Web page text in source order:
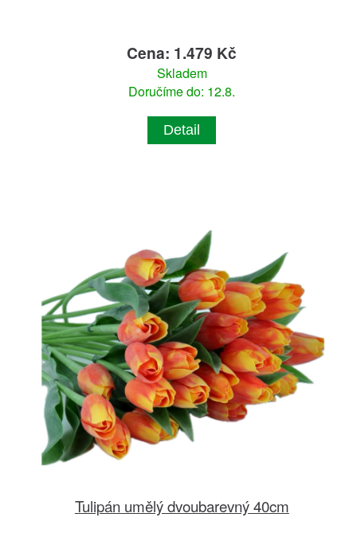
Cena: 1.479 Kč
Skladem
Doručíme do: 12.8.
Detail
Tulipán umělý dvoubarevný 40cm